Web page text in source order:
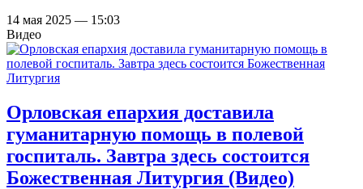
14 мая 2025 — 15:03
Видео
Орловская епархия доставила
гуманитарную помощь в полевой
госпиталь. Завтра здесь состоится
Божественная Литургия (Видео)